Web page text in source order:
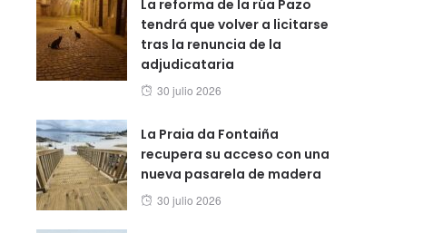
La reforma de la rúa Pazo
tendrá que volver a licitarse
tras la renuncia de la
adjudicataria
Posted
30 julio 2026
La Praia da Fontaiña
recupera su acceso con una
nueva pasarela de madera
Posted
30 julio 2026